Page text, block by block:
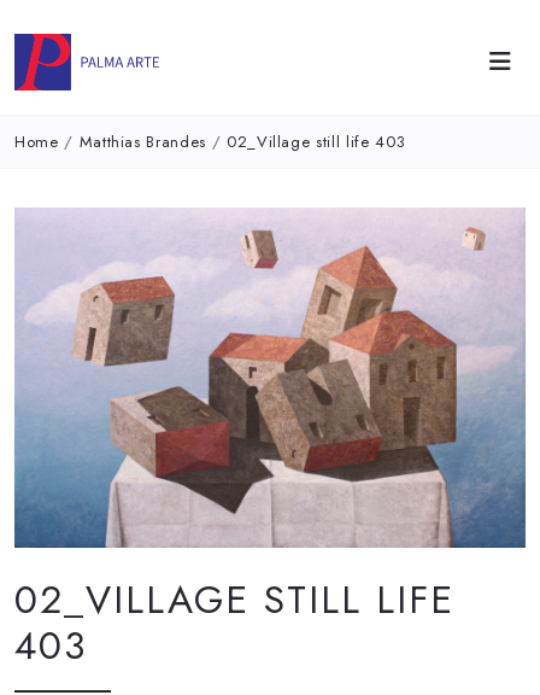
Home / Matthias Brandes / 02_Village still life 403
02_VILLAGE STILL LIFE
403